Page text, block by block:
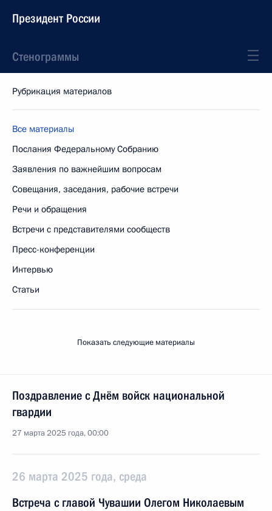
Президент России
Стенограммы
Рубрикация материалов
Все материалы
Послания Федеральному Собранию
Заявления по важнейшим вопросам
Совещания, заседания, рабочие встречи
Речи и обращения
Встречи с представителями сообществ
Пресс-конференции
Интервью
Статьи
Показать следующие материалы
Поздравление с Днём войск национальной
гвардии
27 марта 2025 года, 00:00
26 марта 2025 года, среда
Встреча с главой Чувашии Олегом Николаевым